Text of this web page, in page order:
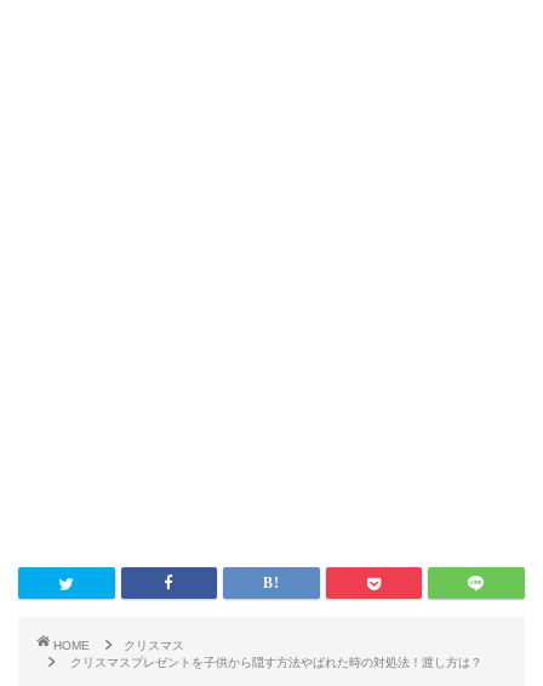
HOME
クリスマス
クリスマスプレゼントを子供から隠す方法やばれた時の対処法！渡し方は？